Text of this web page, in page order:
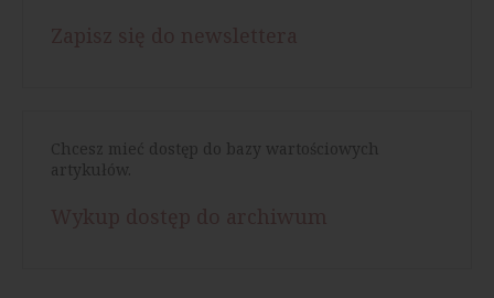
Chcesz mieć dostęp do bazy wartościowych
artykułów.